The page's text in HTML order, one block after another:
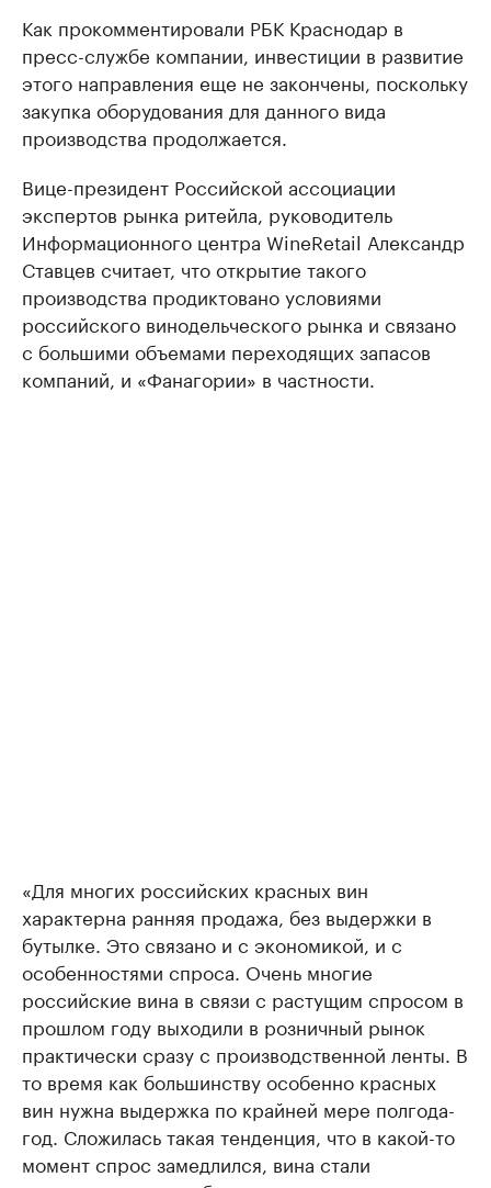
Как прокомментировали РБК Краснодар в
пресс-службе компании, инвестиции в развитие
этого направления еще не закончены, поскольку
закупка оборудования для данного вида
производства продолжается.
Вице-президент Российской ассоциации
экспертов рынка ритейла, руководитель
Информационного центра WineRetail Александр
Ставцев считает, что открытие такого
производства продиктовано условиями
российского винодельческого рынка и связано
с большими объемами переходящих запасов
компаний, и «Фанагории» в частности.
«Для многих российских красных вин
характерна ранняя продажа, без выдержки в
бутылке. Это связано и с экономикой, и с
особенностями спроса. Очень многие
российские вина в связи с растущим спросом в
прошлом году выходили в розничный рынок
практически сразу с производственной ленты. В
то время как большинству особенно красных
вин нужна выдержка по крайней мере полгода-
год. Сложилась такая тенденция, что в какой-то
момент спрос замедлился, вина стали